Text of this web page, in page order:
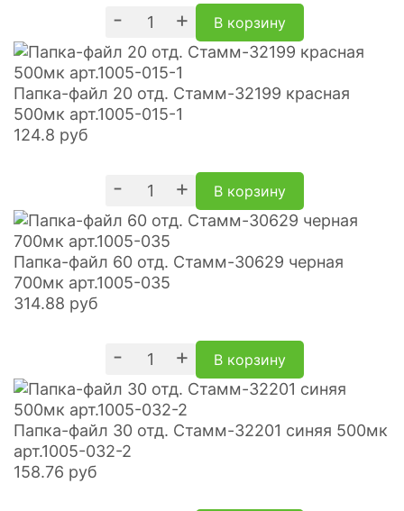
- + В корзину
Папка-файл 20 отд. Стамм-32199 красная
500мк арт.1005-015-1
124.8 руб
- + В корзину
Папка-файл 60 отд. Стамм-30629 черная
700мк арт.1005-035
314.88 руб
- + В корзину
Папка-файл 30 отд. Стамм-32201 синяя 500мк
арт.1005-032-2
158.76 руб